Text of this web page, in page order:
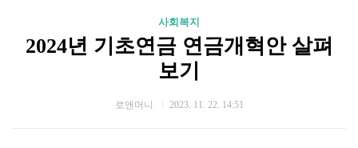
사회복지
2024년 기초연금 연금개혁안 살펴
보기
로앤머니 2023. 11. 22. 14:51